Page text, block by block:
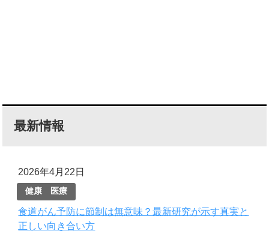
最新情報
2026年4月22日
健康 医療
食道がん予防に節制は無意味？最新研究が示す真実と
正しい向き合い方